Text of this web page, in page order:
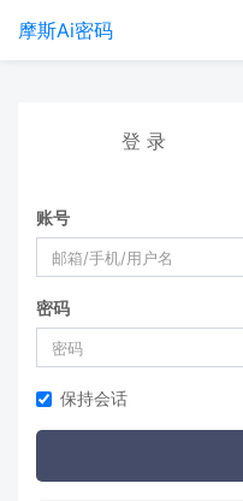
摩斯Ai密码
登 录
账号
密码
保持会话